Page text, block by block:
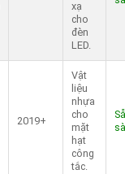
xạ
cho
đèn
LED.
2019+
Vật
liệu
nhựa
cho
mặt
hạt
công
tắc.